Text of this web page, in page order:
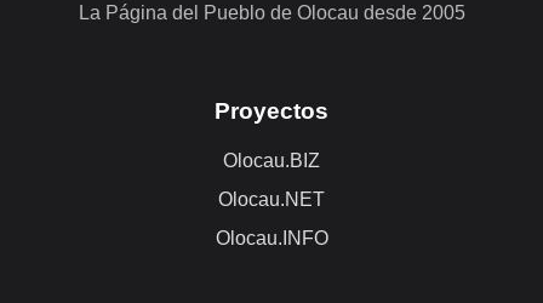
La Página del Pueblo de Olocau desde 2005
Proyectos
Olocau.BIZ
Olocau.NET
Olocau.INFO